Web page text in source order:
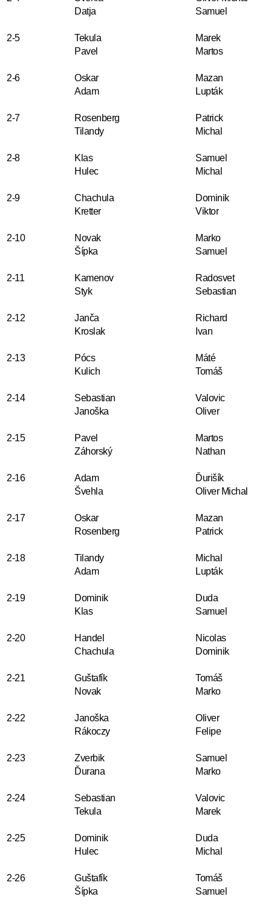
Datja
Samuel
2-5 Tekula
Marek
Pavel
Martos
2-6 Oskar
Mazan
Adam
Lupták
2-7 Rosenberg
Patrick
Tilandy
Michal
2-8 Klas
Samuel
Hulec
Michal
2-9 Chachula
Dominik
Kretter
Viktor
2-10 Novak
Marko
Šípka
Samuel
2-11 Kamenov
Radosvet
Styk
Sebastian
2-12 Janča
Richard
Kroslak
Ivan
2-13 Pócs
Máté
Kulich
Tomáš
2-14 Sebastian
Valovic
Janoška
Oliver
2-15 Pavel
Martos
Záhorský
Nathan
2-16 Adam
Ďurišík
Švehla
Oliver Michal
2-17 Oskar
Mazan
Rosenberg
Patrick
2-18 Tilandy
Michal
Adam
Lupták
2-19 Dominik
Duda
Klas
Samuel
2-20 Handel
Nicolas
Chachula
Dominik
2-21 Guštafík
Tomáš
Novak
Marko
2-22 Janoška
Oliver
Rákoczy
Felipe
2-23 Zverbik
Samuel
Ďurana
Marko
2-24 Sebastian
Valovic
Tekula
Marek
2-25 Dominik
Duda
Hulec
Michal
2-26 Guštafík
Tomáš
Šípka
Samuel